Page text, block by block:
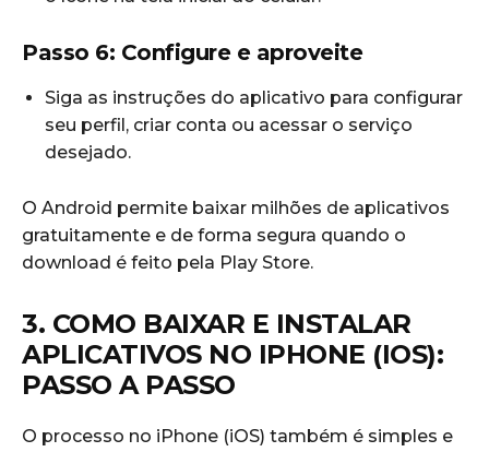
Passo 6: Configure e aproveite
Siga as instruções do aplicativo para configurar
seu perfil, criar conta ou acessar o serviço
desejado.
O Android permite baixar milhões de aplicativos
gratuitamente e de forma segura quando o
download é feito pela Play Store.
3. COMO BAIXAR E INSTALAR
APLICATIVOS NO IPHONE (IOS):
PASSO A PASSO
O processo no iPhone (iOS) também é simples e